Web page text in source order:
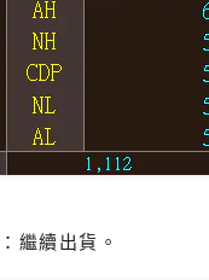
繼續出貨。